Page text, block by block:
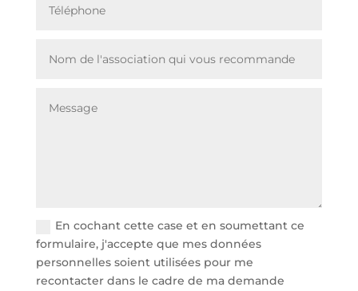
En cochant cette case et en soumettant ce
formulaire, j'accepte que mes données
personnelles soient utilisées pour me
recontacter dans le cadre de ma demande